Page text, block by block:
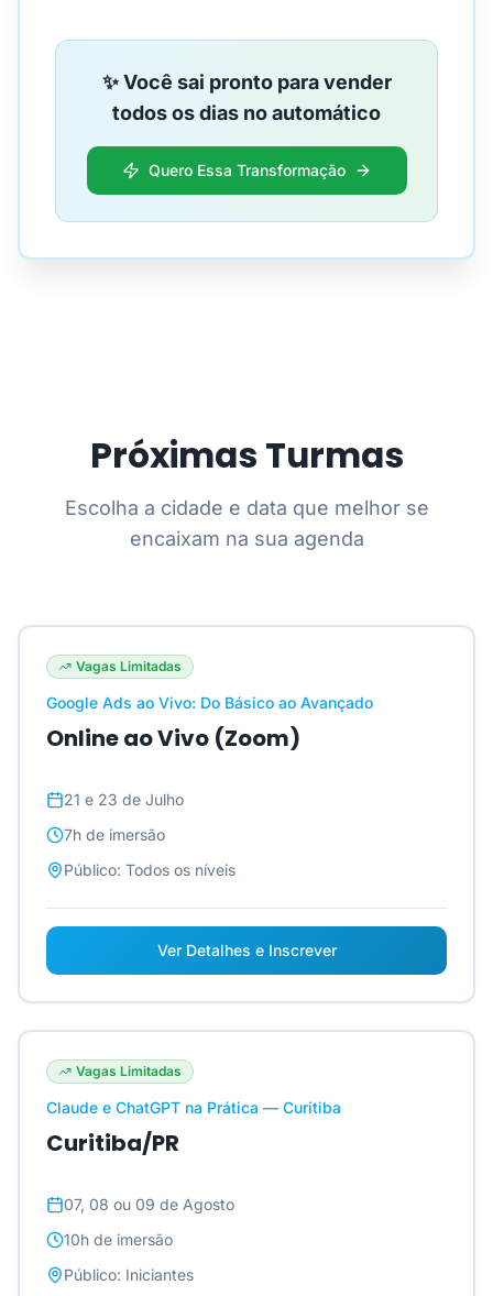
✨ Você sai pronto para vender
todos os dias no automático
Quero Essa Transformação
Próximas Turmas
Escolha a cidade e data que melhor se
encaixam na sua agenda
Vagas Limitadas
Google Ads ao Vivo: Do Básico ao Avançado
Online ao Vivo (Zoom)
21 e 23 de Julho
7h de imersão
Público: Todos os níveis
Ver Detalhes e Inscrever
Vagas Limitadas
Claude e ChatGPT na Prática — Curitiba
Curitiba/PR
07, 08 ou 09 de Agosto
10h de imersão
Público: Iniciantes